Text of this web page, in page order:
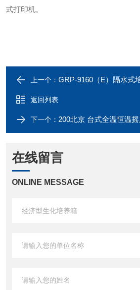
式打印机。
上一个： GRP-9160（E）隔水式
返回列表
下一个： 200北京 台式全温恒温
在线留言
ONLINE MESSAGE